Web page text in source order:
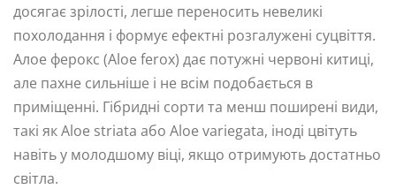
досягає зрілості, легше переносить невеликі
похолодання і формує ефектні розгалужені суцвіття.
Алое ферокс (Aloe ferox) дає потужні червоні китиці,
але пахне сильніше і не всім подобається в
приміщенні. Гібридні сорти та менш поширені види,
такі як Aloe striata або Aloe variegata, іноді цвітуть
навіть у молодшому віці, якщо отримують достатньо
світла.